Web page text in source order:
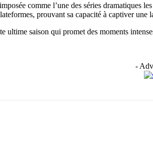
comme l’une des séries dramatiques
prouvant sa capacité à captiver une
ultime saison qui promet des moments
-